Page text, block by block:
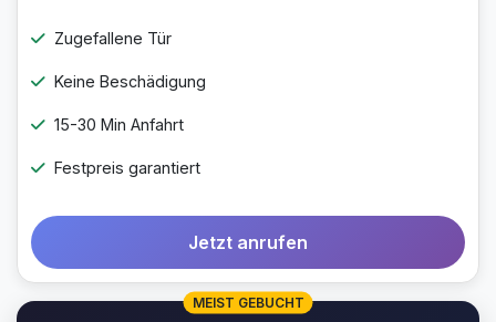
Zugefallene Tür
Keine Beschädigung
15-30 Min Anfahrt
Festpreis garantiert
Jetzt anrufen
MEIST GEBUCHT